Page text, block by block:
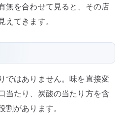
無を合わせて見ると、その店
てきます。
ではありません。味を直接変
当たり、炭酸の当たり方を含
があります。